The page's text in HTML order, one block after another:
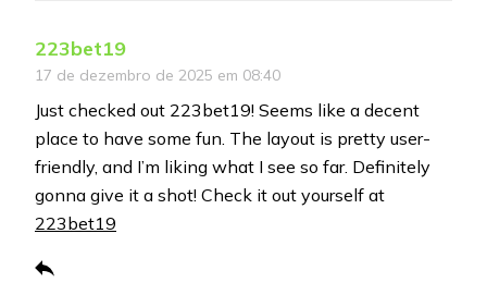
223bet19
17 de dezembro de 2025 em 08:40
Just checked out 223bet19! Seems like a decent
place to have some fun. The layout is pretty user-
friendly, and I’m liking what I see so far. Definitely
gonna give it a shot! Check it out yourself at
223bet19